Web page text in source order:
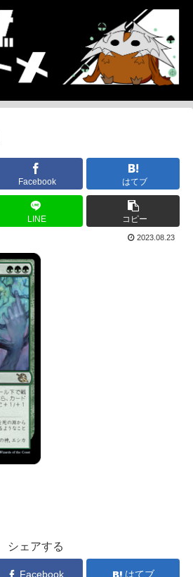
Facebook はてブ
LINE コピー
2023.08.23
シェアする
Facebook はてブ